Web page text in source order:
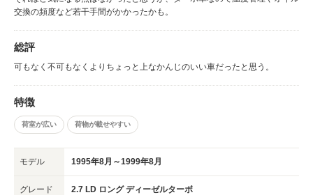
交換の頻度など若干手間がかかったかも。
総評
可もなく不可もなくよりちょっと上なかんじのいい車だったと思う。
特徴
荷室が広い 荷物が載せやすい
モデル 1995年8月～1999年8月
グレード 2.7 LD ロング ディーゼルターボ